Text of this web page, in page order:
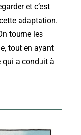
et c’est
adaptation.
tourne les
tout en ayant
qui a conduit à